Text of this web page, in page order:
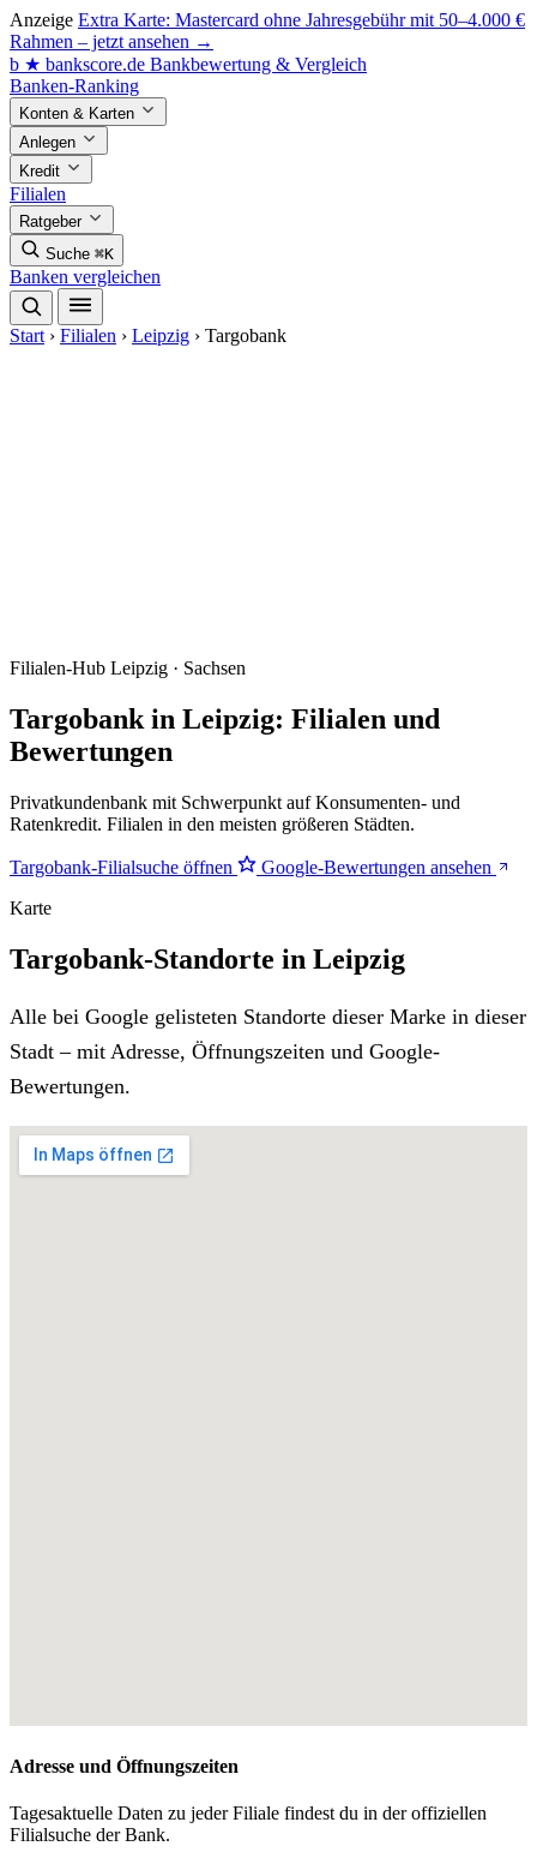
Anzeige Extra Karte: Mastercard ohne Jahresgebühr mit 50–4.000 €
Rahmen – jetzt ansehen →
b ★ bankscore.de Bankbewertung & Vergleich
Banken-Ranking
Konten & Karten
Anlegen
Kredit
Filialen
Ratgeber
Suche ⌘K
Banken vergleichen
Start › Filialen › Leipzig › Targobank
Filialen-Hub Leipzig · Sachsen
Targobank in Leipzig: Filialen und
Bewertungen
Privatkundenbank mit Schwerpunkt auf Konsumenten- und
Ratenkredit. Filialen in den meisten größeren Städten.
Targobank-Filialsuche öffnen
Google-Bewertungen ansehen
Karte
Targobank-Standorte in Leipzig
Alle bei Google gelisteten Standorte dieser Marke in dieser
Stadt – mit Adresse, Öffnungszeiten und Google-
Bewertungen.
Adresse und Öffnungszeiten
Tagesaktuelle Daten zu jeder Filiale findest du in der offiziellen
Filialsuche der Bank.